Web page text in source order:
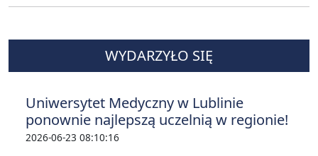
WYDARZYŁO SIĘ
Uniwersytet Medyczny w Lublinie
ponownie najlepszą uczelnią w regionie!
2026-06-23 08:10:16